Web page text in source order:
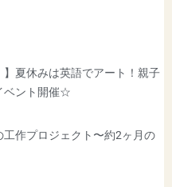
】夏休みは英語でアート！親子
ベント開催☆
作プロジェクト〜約2ヶ月の